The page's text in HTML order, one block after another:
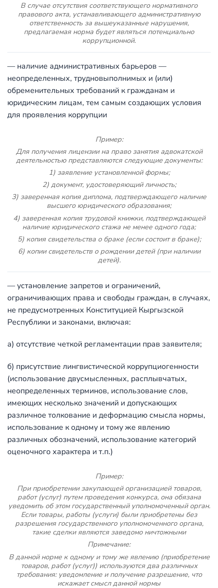
В случае отсутствия соответствующего нормативного
правового акта, устанавливающего административную
ответственность за вышеуказанные нарушения,
предлагаемая норма будет являться потенциально
коррупционной.
— наличие административных барьеров —
неопределенных, трудновыполнимых и (или)
обременительных требований к гражданам и
юридическим лицам, тем самым создающих условия
для проявления коррупции
Пример:
Для получения лицензии на право занятия адвокатской
деятельностью представляются следующие документы:
1) заявление установленной формы;
2) документ, удостоверяющий личность;
3) заверенная копия диплома, подтверждающего наличие
высшего юридического образования;
4) заверенная копия трудовой книжки, подтверждающей
наличие юридического стажа не менее одного года;
5) копия свидетельства о браке (если состоит в браке);
6) копии свидетельств о рождении детей (при наличии
детей).
— установление запретов и ограничений,
ограничивающих права и свободы граждан, в случаях,
не предусмотренных Конституцией Кыргызской
Республики и законами, включая:
а) отсутствие четкой регламентации прав заявителя;
б) присутствие лингвистической коррупциогенности
(использование двусмысленных, расплывчатых,
неопределенных терминов, использование слов,
имеющих несколько значений и допускающих
различное толкование и деформацию смысла нормы,
использование к одному и тому же явлению
различных обозначений, использование категорий
оценочного характера и т.п.)
Пример:
При приобретении закупающей организацией товаров,
работ (услуг) путем проведения конкурса, она обязана
уведомить об этом государственный уполномоченный орган.
Если товары, работы (услуги) были приобретены без
разрешения государственного уполномоченного органа,
такие сделки являются заведомо ничтожными
Примечание:
В данной норме к одному и тому же явлению (приобретение
товаров, работ (услуг)) используются два различных
требования: уведомление и получение разрешение, что
искажает смысл данной нормы